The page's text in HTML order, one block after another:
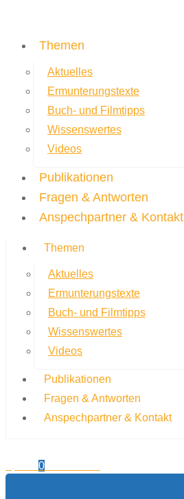
Themen
Aktuelles
Ermunterungstexte
Buch- und Filmtipps
Wissenswertes
Videos
Publikationen
Fragen & Antworten
Anspechpartner & Kontakt
Themen
Aktuelles
Ermunterungstexte
Buch- und Filmtipps
Wissenswertes
Videos
Publikationen
Fragen & Antworten
Anspechpartner & Kontakt
0